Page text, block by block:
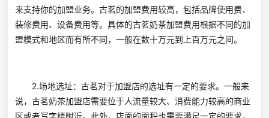
来支持你的加盟业务。古茗的加盟费用较高，包括品牌使用费、
装修费用、设备费用等。具体的古茗奶茶加盟费用根据不同的加
盟模式和地区而有所不同，一般在数十万元到上百万元之间。
2.场地选址：古茗对于加盟店的选址有一定的要求。一般来
说，古茗奶茶加盟店需要位于人流量较大、消费能力较高的商业
区或者写字楼附近。此外，店面的面积也需要满足一定的要求，